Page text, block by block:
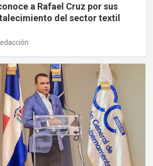
a Rafael Cruz por sus
del sector textil